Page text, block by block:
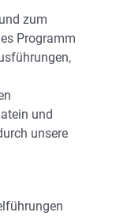
zum
Programm
und
unsere